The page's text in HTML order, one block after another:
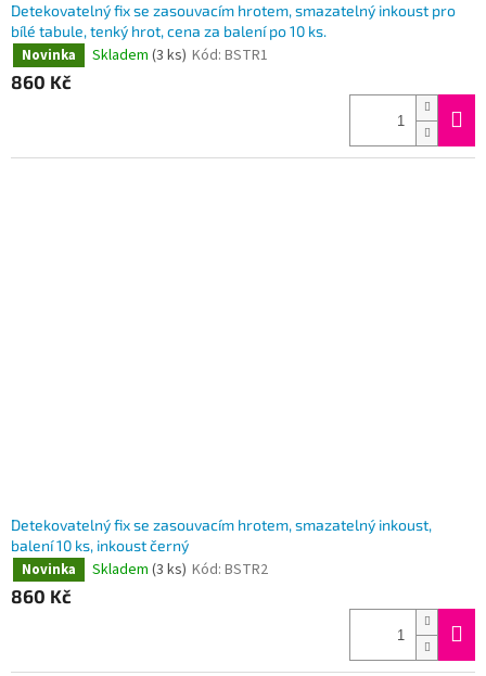
Detekovatelný fix se zasouvacím hrotem, smazatelný inkoust pro
bílé tabule, tenký hrot, cena za balení po 10 ks.
Novinka Skladem (3 ks) Kód: BSTR1
860 Kč
Detekovatelný fix se zasouvacím hrotem, smazatelný inkoust,
balení 10 ks, inkoust černý
Novinka Skladem (3 ks) Kód: BSTR2
860 Kč